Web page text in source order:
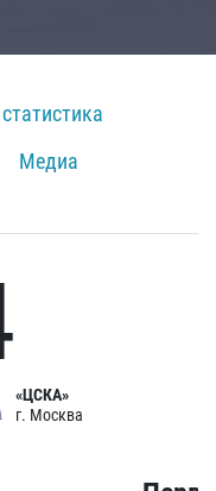
Медиа
«ЦСКА»
г. Москва